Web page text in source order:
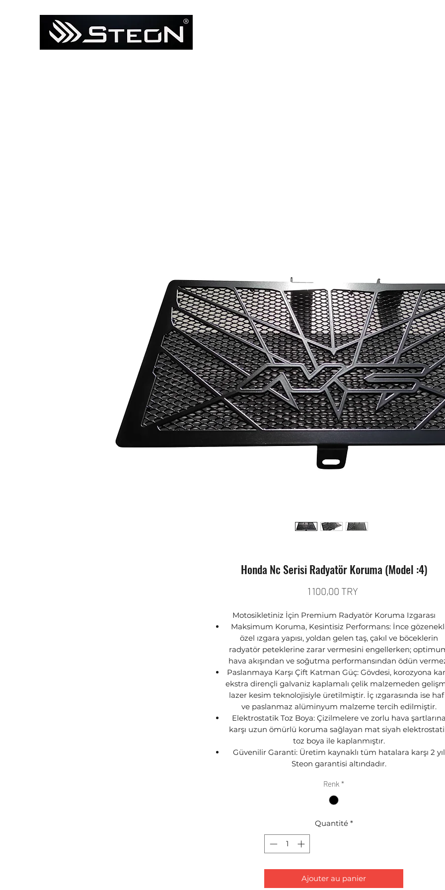
Honda Nc Serisi Radyatör Koruma (Model :4)
1 100,00 TRYPrix
Motosikletiniz İçin Premium Radyatör Koruma Izgarası
Maksimum Koruma, Kesintisiz Performans: İnce
özel ızgara yapısı, yoldan gelen taş, çakıl ve böceklerin
radyatör peteklerine zarar vermesini engellerken;
hava akışından ve soğutma performansından ödün
Paslanmaya Karşı Çift Katman Güç: Gövdesi, korozyona
ekstra dirençli galvaniz kaplamalı çelik malzemeden
lazer kesim teknolojisiyle üretilmiştir. İç ızgarasında ise
ve paslanmaz alüminyum malzeme tercih edilmiştir.
Elektrostatik Toz Boya: Çizilmelere ve zorlu hava şartlarına
karşı uzun ömürlü koruma sağlayan mat siyah
toz boya ile kaplanmıştır.
Güvenilir Garanti: Üretim kaynaklı tüm hatalara karşı 2 yıl
Steon garantisi altındadır.
Renk *
Quantité *
Ajouter au panier